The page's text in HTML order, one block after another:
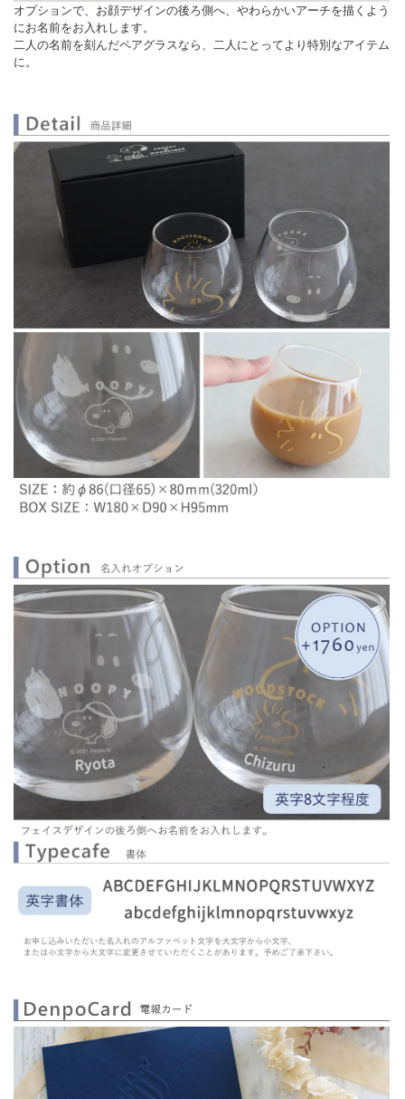
オプションで、お顔デザインの後ろ側へ、やわらかいアーチを描くよう
にお名前をお入れします。
二人の名前を刻んだペアグラスなら、二人にとってより特別なアイテム
に。